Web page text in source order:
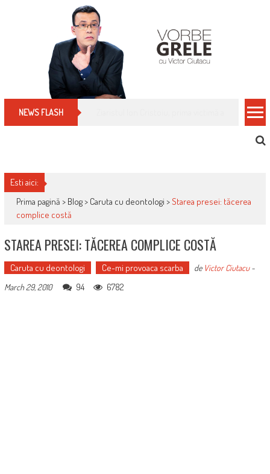
NEWS FLASH Cum îți schimbi, rapid, gratuit și eficient,
Esti aici:
Prima pagină > Blog> Caruta cu deontologi >Starea presei: tăcerea
complice costă
STAREA PRESEI: TĂCEREA COMPLICE COSTĂ
Caruta cu deontologi Ce-mi provoaca scarba de Victor Ciutacu-
March 29, 2010
94 6782